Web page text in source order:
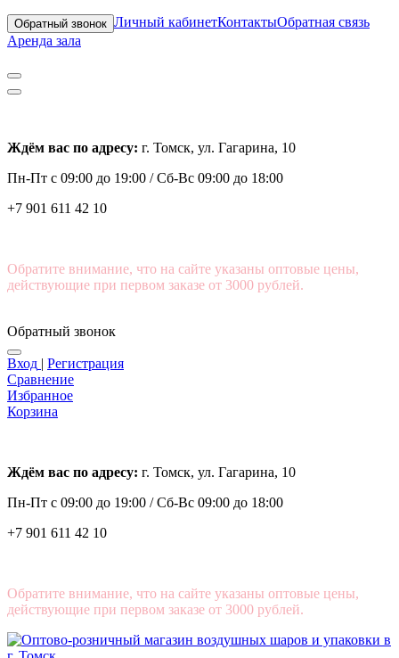
Обратный звонок Личный кабинетКонтактыОбратная связь
Аренда зала
Ждём вас по адресу: г. Томск, ул. Гагарина, 10
Пн-Пт с 09:00 до 19:00 /Сб-Вс 09:00 до 18:00
+7 901 611 42 10
Обратите внимание, что на сайте указаны оптовые цены,
действующие при первом заказе от 3000 рублей.
Обратный звонок
Вход | Регистрация
Сравнение
Избранное
Корзина
Ждём вас по адресу: г. Томск, ул. Гагарина, 10
Пн-Пт с 09:00 до 19:00 /Сб-Вс 09:00 до 18:00
+7 901 611 42 10
Обратите внимание, что на сайте указаны оптовые цены,
действующие при первом заказе от 3000 рублей.